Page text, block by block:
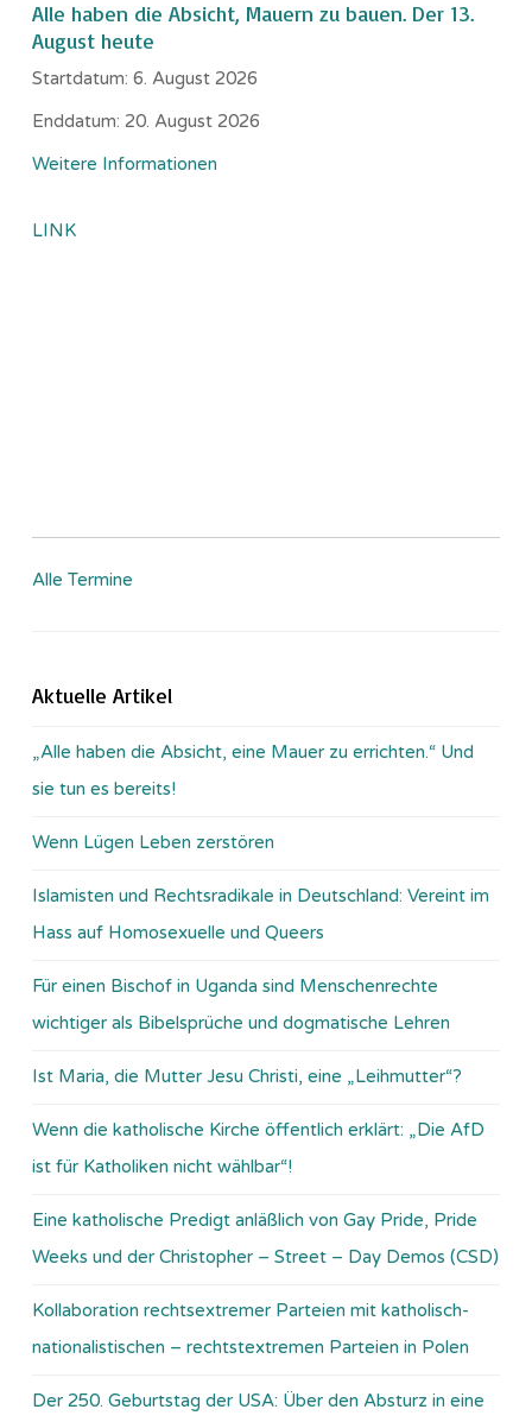
Alle haben die Absicht, Mauern zu bauen. Der 13.
August heute
Startdatum: 6. August 2026
Enddatum: 20. August 2026
Weitere Informationen
LINK
Alle Termine
Aktuelle Artikel
„Alle haben die Absicht, eine Mauer zu errichten.“ Und
sie tun es bereits!
Wenn Lügen Leben zerstören
Islamisten und Rechtsradikale in Deutschland: Vereint im
Hass auf Homosexuelle und Queers
Für einen Bischof in Uganda sind Menschenrechte
wichtiger als Bibelsprüche und dogmatische Lehren
Ist Maria, die Mutter Jesu Christi, eine „Leihmutter“?
Wenn die katholische Kirche öffentlich erklärt: „Die AfD
ist für Katholiken nicht wählbar“!
Eine katholische Predigt anläßlich von Gay Pride, Pride
Weeks und der Christopher – Street – Day Demos (CSD)
Kollaboration rechtsextremer Parteien mit katholisch-
nationalistischen – rechtstextremen Parteien in Polen
Der 250. Geburtstag der USA: Über den Absturz in eine